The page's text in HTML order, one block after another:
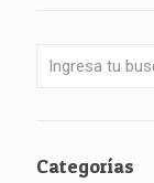
Categorías